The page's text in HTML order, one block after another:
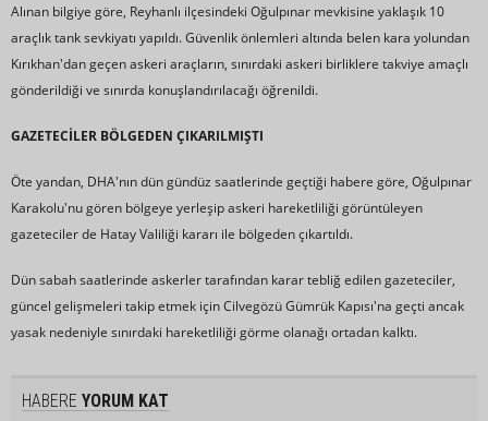
Alınan bilgiye göre, Reyhanlı ilçesindeki Oğulpınar mevkisine yaklaşık 10
araçlık tank sevkiyatı yapıldı. Güvenlik önlemleri altında belen kara yolundan
Kırıkhan'dan geçen askeri araçların, sınırdaki askeri birliklere takviye amaçlı
gönderildiği ve sınırda konuşlandırılacağı öğrenildi.
GAZETECİLER BÖLGEDEN ÇIKARILMIŞTI
Öte yandan, DHA'nın dün gündüz saatlerinde geçtiği habere göre, Oğulpınar
Karakolu'nu gören bölgeye yerleşip askeri hareketliliği görüntüleyen
gazeteciler de Hatay Valiliği kararı ile bölgeden çıkartıldı.
Dün sabah saatlerinde askerler tarafından karar tebliğ edilen gazeteciler,
güncel gelişmeleri takip etmek için Cilvegözü Gümrük Kapısı'na geçti ancak
yasak nedeniyle sınırdaki hareketliliği görme olanağı ortadan kalktı.
HABERE YORUM KAT